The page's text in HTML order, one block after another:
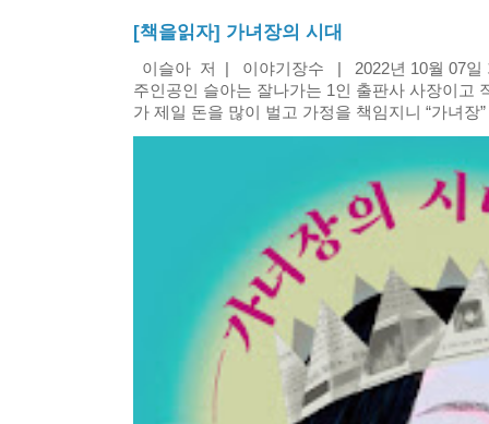
[책을읽자] 가녀장의 시대
이슬아 저 | 이야기장수 | 2022년 10월 07일
주인공인 슬아는 잘나가는 1인 출판사 사장이고
가 제일 돈을 많이 벌고 가정을 책임지니 “가녀장